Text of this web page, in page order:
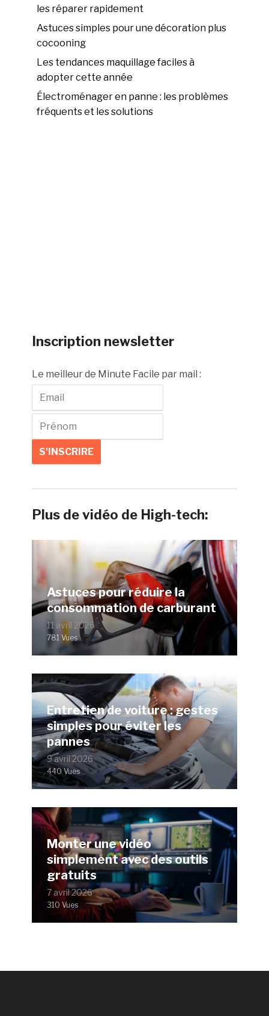
les réparer rapidement
Astuces simples pour une décoration plus
cocooning
Les tendances maquillage faciles à
adopter cette année
Électroménager en panne : les problèmes
fréquents et les solutions
Inscription newsletter
Le meilleur de Minute Facile par mail :
Plus de vidéo de High-tech:
Astuces pour réduire la
consommation de carburant
11 avril 2026
781 Vues
Entretien de voiture : gestes
simples pour éviter les
pannes
9 avril 2026
440 Vues
Monter une vidéo
simplement avec des outils
gratuits
7 avril 2026
310 Vues